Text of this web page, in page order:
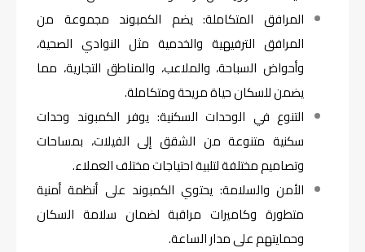
المرافق المتكاملة: يضم الكمبوند مجموعة من
المرافق الترفيهية والخدمية مثل النوادي الصحية،
وأحواض السباحة، والملاعب، والمناطق التجارية، مما
يضمن للسكان حياة مريحة ومتكاملة.
التنوع في الوحدات السكنية: يوفر الكمبوند وحدات
سكنية متنوعة من الشقق إلى الفيلات، بمساحات
وتصاميم مختلفة لتلبية احتياجات مختلف العملاء.
الأمن والسلامة: يحتوي الكمبوند على أنظمة أمنية
متطورة وكاميرات مراقبة لضمان سلامة السكان
وحمايتهم على مدار الساعة.